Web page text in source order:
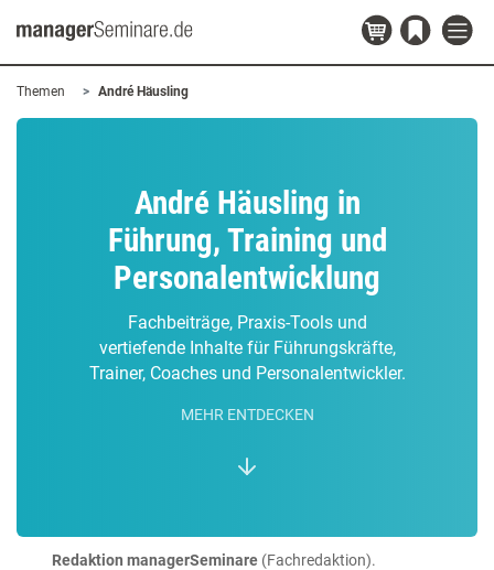
Themen André Häusling
André Häusling in
Führung, Training und
Personalentwicklung
Fachbeiträge, Praxis-Tools und
vertiefende Inhalte für Führungskräfte,
Trainer, Coaches und Personalentwickler.
MEHR ENTDECKEN
Redaktion managerSeminare (Fachredaktion).